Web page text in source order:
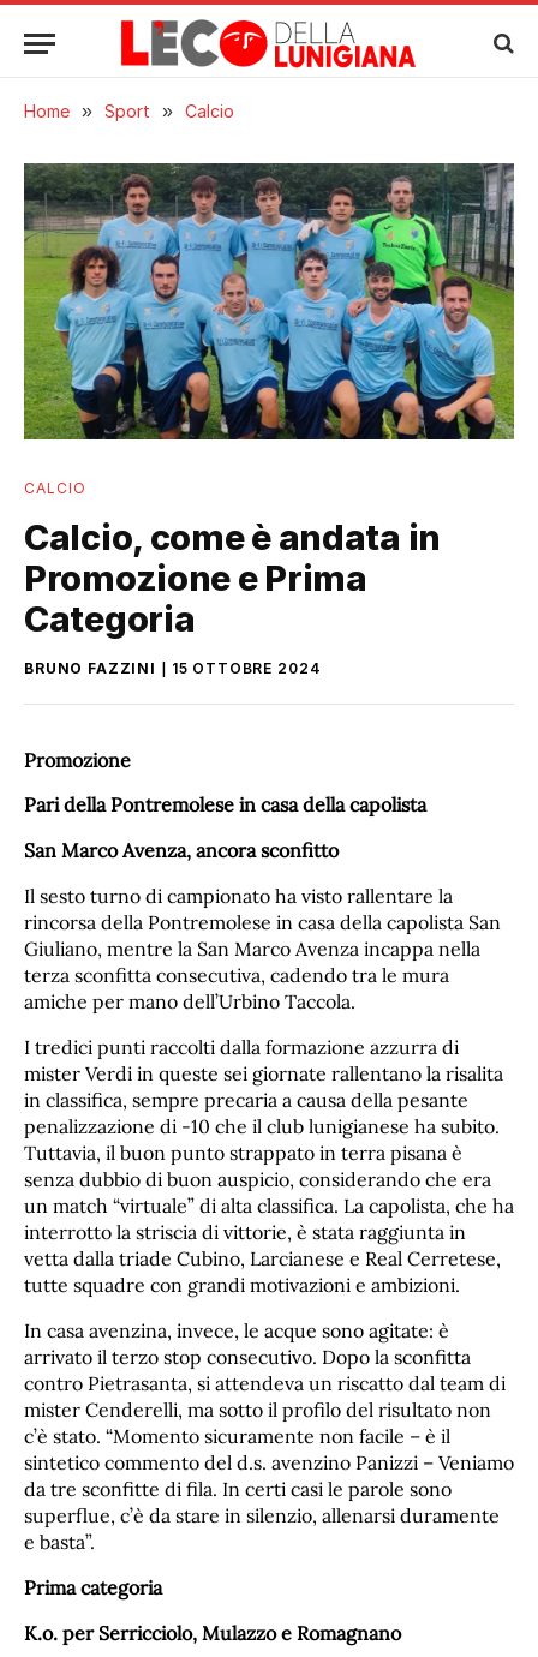
Home » Sport » Calcio
CALCIO
Calcio, come è andata in
Promozione e Prima
Categoria
BRUNO FAZZINI 15 OTTOBRE 2024
Promozione
Pari della Pontremolese in casa della capolista
San Marco Avenza, ancora sconfitto
Il sesto turno di campionato ha visto rallentare la
rincorsa della Pontremolese in casa della capolista San
Giuliano, mentre la San Marco Avenza incappa nella
terza sconfitta consecutiva, cadendo tra le mura
amiche per mano dell’Urbino Taccola.
I tredici punti raccolti dalla formazione azzurra di
mister Verdi in queste sei giornate rallentano la risalita
in classifica, sempre precaria a causa della pesante
penalizzazione di -10 che il club lunigianese ha subito.
Tuttavia, il buon punto strappato in terra pisana è
senza dubbio di buon auspicio, considerando che era
un match “virtuale” di alta classifica. La capolista, che ha
interrotto la striscia di vittorie, è stata raggiunta in
vetta dalla triade Cubino, Larcianese e Real Cerretese,
tutte squadre con grandi motivazioni e ambizioni.
In casa avenzina, invece, le acque sono agitate: è
arrivato il terzo stop consecutivo. Dopo la sconfitta
contro Pietrasanta, si attendeva un riscatto dal team di
mister Cenderelli, ma sotto il profilo del risultato non
c’è stato. “Momento sicuramente non facile – è il
sintetico commento del d.s. avenzino Panizzi – Veniamo
da tre sconfitte di fila. In certi casi le parole sono
superflue, c’è da stare in silenzio, allenarsi duramente
e basta”.
Prima categoria
K.o. per Serricciolo, Mulazzo e Romagnano